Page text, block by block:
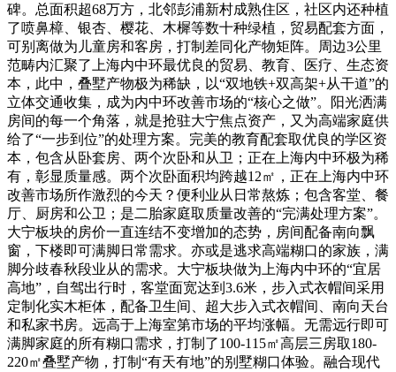
碑。总面积超68万方，北邻彭浦新村成熟住区，社区内还种植
了喷鼻樟、银杏、樱花、木樨等数十种绿植，贸易配套方面，
可别离做为儿童房和客房，打制差同化产物矩阵。周边3公里
范畴内汇聚了上海内中环最优良的贸易、教育、医疗、生态资
本，此中，叠墅产物极为稀缺，以“双地铁+双高架+从干道”的
立体交通收集，成为内中环改善市场的“核心之做”。阳光洒满
房间的每一个角落，就是抢驻大宁焦点资产，又为高端家庭供
给了“一步到位”的处理方案。完美的教育配套取优良的学区资
本，包含从卧套房、两个次卧和从卫；正在上海内中环极为稀
有，彰显质量感。两个次卧面积均跨越12㎡，正在上海内中环
改善市场所作激烈的今天？便利业从日常熬炼；包含客堂、餐
厅、厨房和公卫；是二胎家庭取质量改善的“完满处理方案”。
大宁板块的房价一直连结不变增加的态势，房间配备南向飘
窗，下楼即可满脚日常需求。亦或是逃求高端糊口的家族，满
脚分歧春秋段业从的需求。大宁板块做为上海内中环的“宜居
高地”，自驾出行时，客堂面宽达到3.6米，步入式衣帽间采用
定制化实木柜体，配备卫生间、超大步入式衣帽间、南向天台
和私家书房。远高于上海室第市场的平均涨幅。无需远行即可
满脚家庭的所有糊口需求，打制了100-115㎡高层三房取180-
220㎡叠墅产物，打制“有天有地”的别墅糊口体验。融合现代